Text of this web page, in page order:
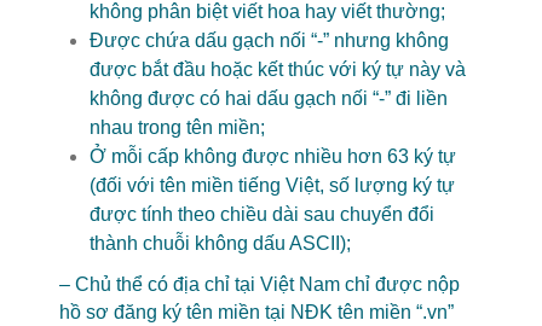
không phân biệt viết hoa hay viết thường;
Được chứa dấu gạch nối “-” nhưng không
được bắt đầu hoặc kết thúc với ký tự này và
không được có hai dấu gạch nối “-” đi liền
nhau trong tên miền;
Ở mỗi cấp không được nhiều hơn 63 ký tự
(đối với tên miền tiếng Việt, số lượng ký tự
được tính theo chiều dài sau chuyển đổi
thành chuỗi không dấu ASCII);
– Chủ thể có địa chỉ tại Việt Nam chỉ được nộp
hồ sơ đăng ký tên miền tại NĐK tên miền “.vn”